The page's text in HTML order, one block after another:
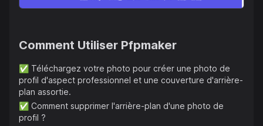
Comment Utiliser Pfpmaker
✅ Téléchargez votre photo pour créer une photo de
profil d'aspect professionnel et une couverture d'arrière-
plan assortie.
✅ Comment supprimer l'arrière-plan d'une photo de
profil ?